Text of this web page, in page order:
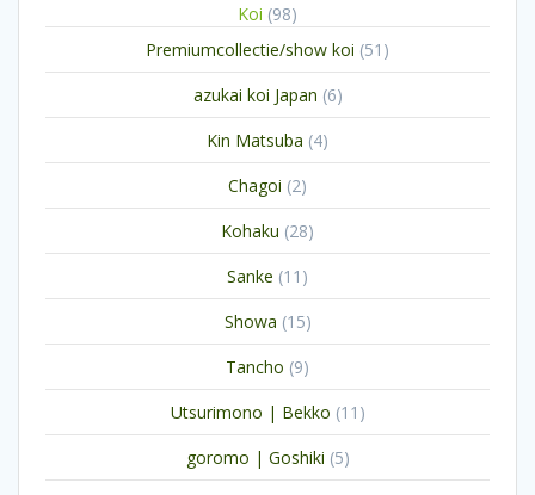
Koi 9898
producten
Premiumcollectie/show koi 51 51
producten
azukai koi Japan 66
producten
Kin Matsuba 44
producten
Chagoi 22
producten
Kohaku 2828
producten
Sanke 11 11
producten
Showa 1515
producten
Tancho 99
producten
Utsurimono | Bekko 11 11
producten
goromo | Goshiki 55
producten